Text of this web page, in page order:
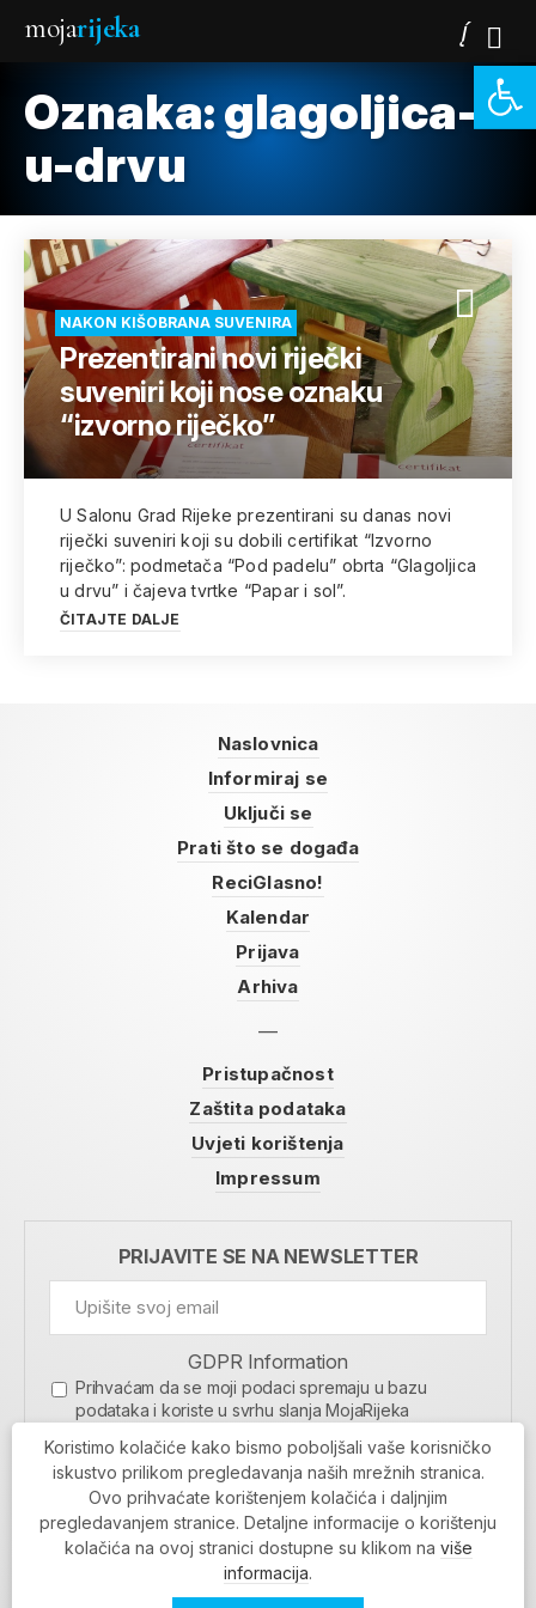
mojarijeka
Oznaka:glagoljica-
u-drvu
NAKON KIŠOBRANA SUVENIRA
Prezentirani novi riječki
suveniri koji nose oznaku
“izvorno riječko”
U Salonu Grad Rijeke prezentirani su danas novi
riječki suveniri koji su dobili certifikat “Izvorno
riječko”: podmetača “Pod padelu” obrta “Glagoljica
u drvu” i čajeva tvrtke “Papar i sol”.
ČITAJTE DALJE
Naslovnica
Informiraj se
Uključi se
Prati što se događa
ReciGlasno!
Kalendar
Prijava
Arhiva
Pristupačnost
Zaštita podataka
Uvjeti korištenja
Impressum
PRIJAVITE SE NA NEWSLETTER
GDPR Information
Prihvaćam da se moji podaci spremaju u bazu
podataka i koriste u svrhu slanja MojaRijeka
MOJARIJEKA NEWSLETTER
PRIJAVI SE
Koristimo kolačiće kako bismo poboljšali vaše korisničko
iskustvo prilikom pregledavanja naših mrežnih stranica.
Ovo prihvaćate korištenjem kolačića i daljnjim
pregledavanjem stranice. Detaljne informacije o korištenju
kolačića na ovoj stranici dostupne su klikom na više
informacija.